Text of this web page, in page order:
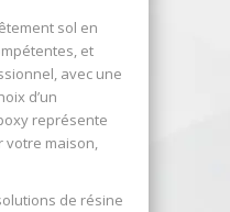
sol en
et
avec une
d’un
représente
votre maison,
de résine